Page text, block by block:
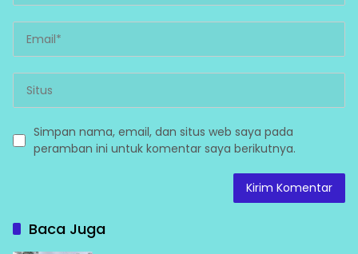
Simpan nama, email, dan situs web saya pada
peramban ini untuk komentar saya berikutnya.
Baca Juga